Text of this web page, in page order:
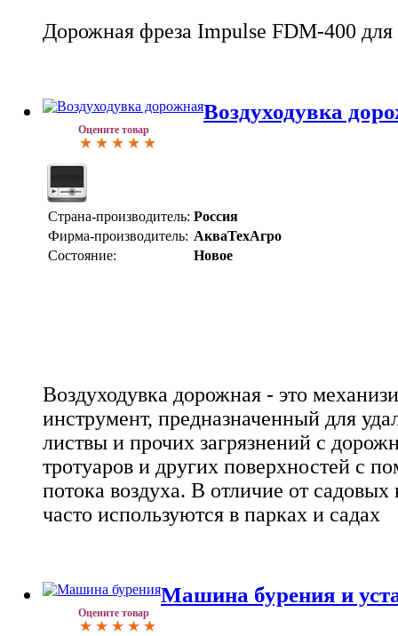
Дорожная фреза Impulse FDM-400 для
Оцените товар
Воздуходувка
Страна-производитель: Россия
Фирма-производитель: АкваТехАгро
Состояние:
Новое
Воздуходувка дорожная - это
инструмент, предназначенный для
листвы и прочих загрязнений с
тротуаров и других поверхностей с
потока воздуха. В отличие от садовых
часто используются в парках и садах
Оцените товар
Машина бурения и